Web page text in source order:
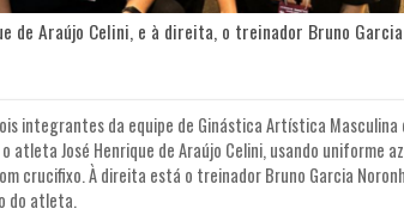
de Araújo Celini, e à direita, o treinador Bruno Garcia
integrantes da equipe de Ginástica Artística Masculina
atleta José Henrique de Araújo Celini, usando uniforme
crucifixo. À direita está o treinador Bruno Garcia
do atleta.